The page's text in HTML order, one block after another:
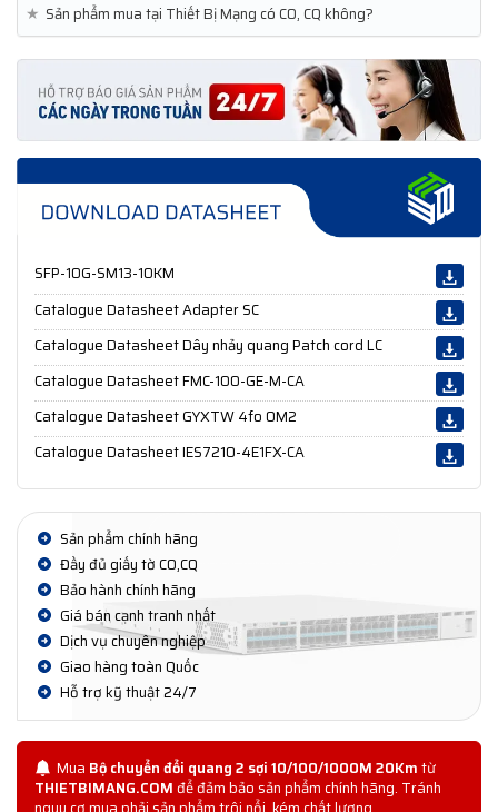
★ Sản phẩm mua tại Thiết Bị Mạng có CO, CQ không?
SFP-10G-SM13-10KM
Catalogue Datasheet Adapter SC
Catalogue Datasheet Dây nhảy quang Patch cord LC
Catalogue Datasheet FMC-100-GE-M-CA
Catalogue Datasheet GYXTW 4fo OM2
Catalogue Datasheet IES7210-4E1FX-CA
Sản phẩm chính hãng
Đầy đủ giấy tờ CO,CQ
Bảo hành chính hãng
Giá bán cạnh tranh nhất
Dịch vụ chuyên nghiệp
Giao hàng toàn Quốc
Hỗ trợ kỹ thuật 24/7
Mua Bộ chuyển đổi quang 2 sợi 10/100/1000M 20Kmtừ
THIETBIMANG.COMđể đảm bảo sản phẩm chính hãng. Tránh